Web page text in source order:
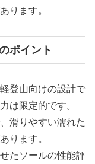
ります。
ポイント
登山向けの設計で
は限定的です。
滑りやすい濡れた
ります。
たソールの性能評